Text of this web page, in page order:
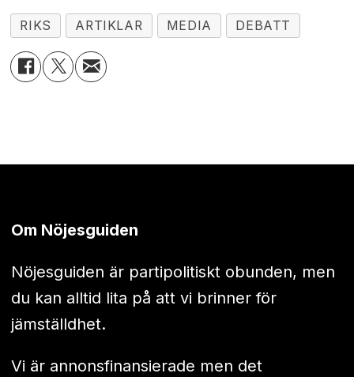
RIKS ARTIKLAR MEDIA DEBATT
Om Nöjesguiden
Nöjesguiden är partipolitiskt obunden, men
du kan alltid lita på att vi brinner för
jämställdhet.
Vi är annonsfinansierade men det